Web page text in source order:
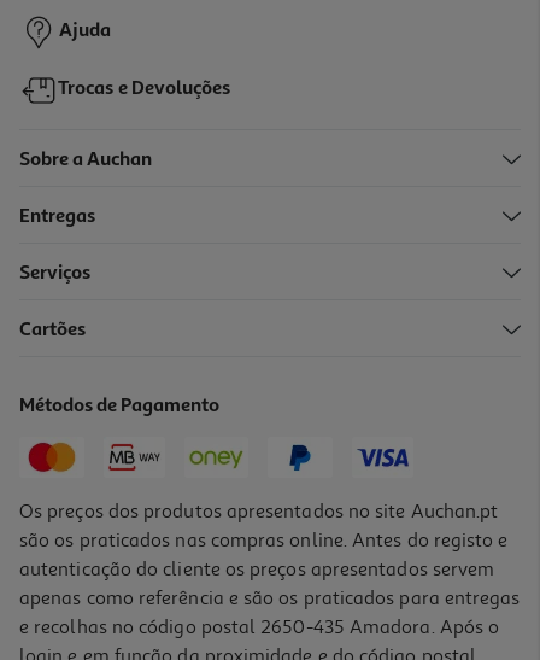
Ajuda
Trocas e Devoluções
Sobre a Auchan
Entregas
Serviços
Cartões
Métodos de Pagamento
Os preços dos produtos apresentados no site Auchan.pt
são os praticados nas compras online. Antes do registo e
autenticação do cliente os preços apresentados servem
apenas como referência e são os praticados para entregas
e recolhas no código postal 2650-435 Amadora. Após o